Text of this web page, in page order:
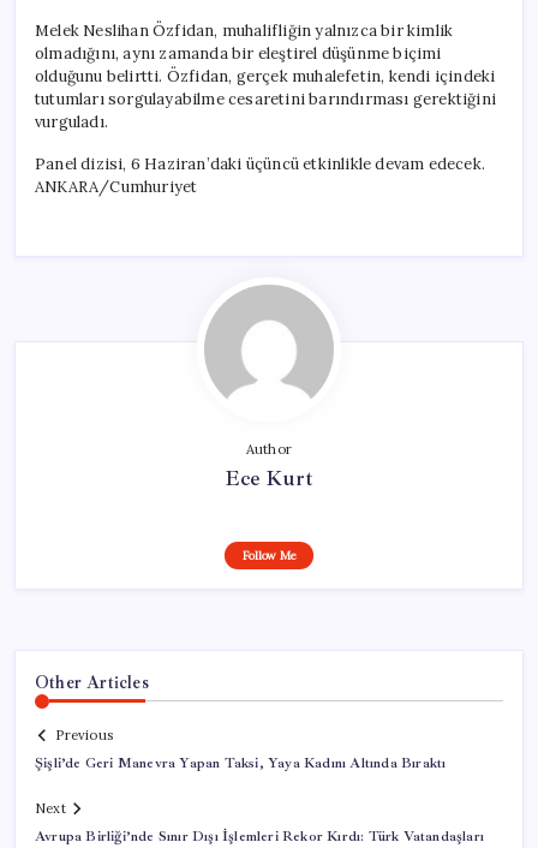
Melek Neslihan Özfidan, muhalifliğin yalnızca bir kimlik
olmadığını, aynı zamanda bir eleştirel düşünme biçimi
olduğunu belirtti. Özfidan, gerçek muhalefetin, kendi içindeki
tutumları sorgulayabilme cesaretini barındırması gerektiğini
vurguladı.
Panel dizisi, 6 Haziran’daki üçüncü etkinlikle devam edecek.
ANKARA/Cumhuriyet
Author
Ece Kurt
Follow Me
Other Articles
Previous
Şişli’de Geri Manevra Yapan Taksi, Yaya Kadını Altında Bıraktı
Next
Avrupa Birliği’nde Sınır Dışı İşlemleri Rekor Kırdı: Türk Vatandaşları